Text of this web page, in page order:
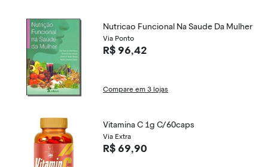
Nutricao Funcional Na Saude Da Mulher
Via Ponto
R$ 96,42
Compare em 3 lojas
Vitamina C 1g C/60caps
Via Extra
R$ 69,90